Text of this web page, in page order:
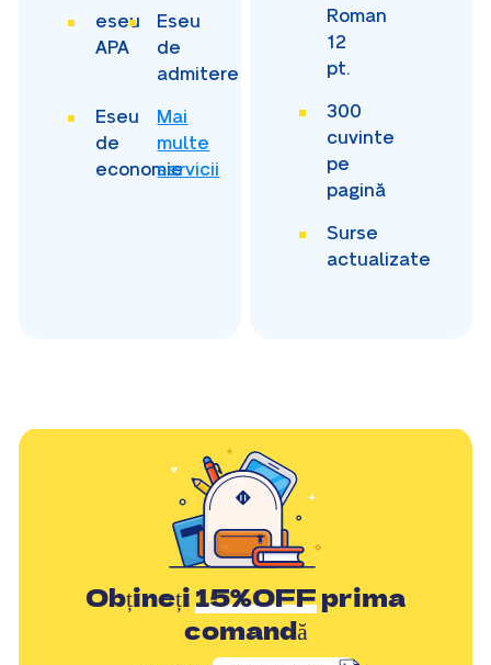
eseu
APA
Eseu
de
admitere
Eseu
de
economie
Mai
multe
servicii
Roman
12
pt.
300
cuvinte
pe
pagină
Surse
actualizate
Obțineți15%OFFprima
comandă